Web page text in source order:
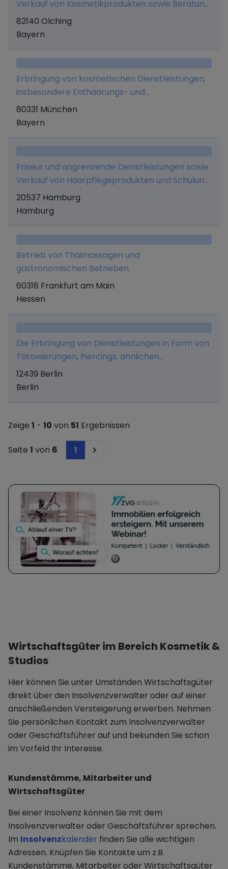
Verkauf von Kosmetikprodukten sowie Beratung
Dritter im Bereich Nachhaltigkeit.
82140 Olching
Bayern
Erbringung von kosmetischen Dienstleistungen,
insbesondere Enthaarungs- und
Tätowierungsentfernungsmaßnahmen,
einschließlich Weitergabe von Kenntnissen an
80331 München
Bayern
Friseur und angrenzende Dienstleistungen sowie
Verkauf von Haarpflegeprodukten und Schulung
im Friseurdienstleistungsbereich.
20537 Hamburg
Hamburg
Betrieb von Thaimassagen und
gastronomischen Betrieben.
60318 Frankfurt am Main
Hessen
Die Erbringung von Dienstleistungen in Form von
Tätowierungen, Piercings, ähnlichen
Dienstleistungen und die Ausbildung zu den
vorstehenden Dienstleistungen. Dies beinhaltet
Außenwerbung und Innenwerbung, die auch an
Einrichtung von Läden, Reparaturen von
Geräten, Werbung, Herstellung und Verkauf von
Verbrauchsmaterialien, Training, Ausbildung,
Herstellung von Ausrüstungen und
Einrichtungsgegenständen.
12439 Berlin
Berlin
Zeige 1 - 10 von 51 Ergebnissen
Seite 1 von 6 1 Next
Wirtschaftsgüter im Bereich Kosmetik &
Studios
Hier können Sie unter Umständen Wirtschaftsgüter
direkt über den Insolvenzverwalter oder auf einer
anschließenden Versteigerung erwerben. Nehmen
Sie persönlichen Kontakt zum Insolvenzverwalter
oder Geschäftsführer auf und bekunden Sie schon
im Vorfeld Ihr Interesse.
Kundenstämme, Mitarbeiter und
Wirtschaftsgüter
Bei einer Insolvenz können Sie mit dem
Insolvenzverwalter oder Geschäftsführer sprechen.
Im Insolvenzkalender finden Sie alle wichtigen
Adressen. Knüpfen Sie Kontakte um z.B.
Kundenstämme, Mitarbeiter oder Wirtschaftsgüter